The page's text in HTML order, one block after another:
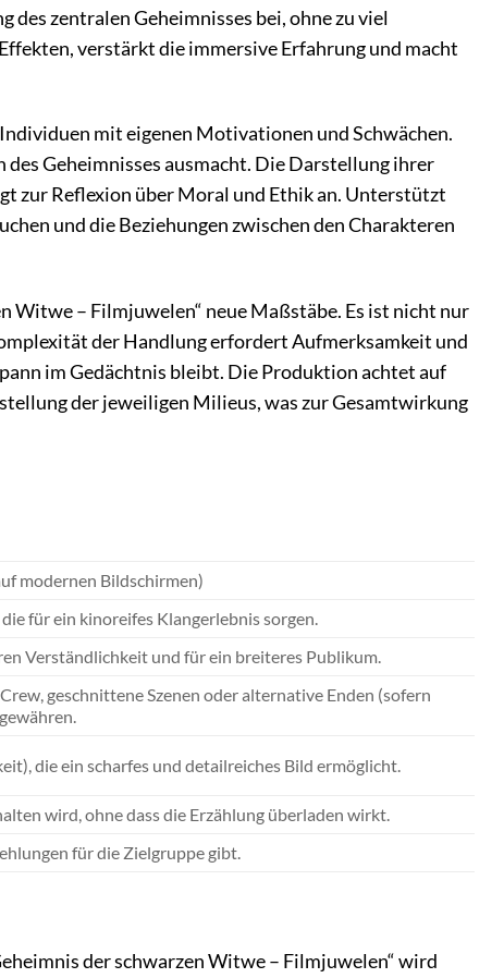
zentralen Geheimnisses bei, ohne zu viel
verstärkt die immersive Erfahrung und macht
mit eigenen Motivationen und Schwächen.
Geheimnisses ausmacht. Die Darstellung ihrer
zur Reflexion über Moral und Ethik an. Unterstützt
und die Beziehungen zwischen den Charakteren
Witwe – Filmjuwelen“ neue Maßstäbe. Es ist nicht nur
der Handlung erfordert Aufmerksamkeit und
im Gedächtnis bleibt. Die Produktion achtet auf
der jeweiligen Milieus, was zur Gesamtwirkung
modernen Bildschirmen)
für ein kinoreifes Klangerlebnis sorgen.
Verständlichkeit und für ein breiteres Publikum.
geschnittene Szenen oder alternative Enden (sofern
die ein scharfes und detailreiches Bild ermöglicht.
wird, ohne dass die Erzählung überladen wirkt.
für die Zielgruppe gibt.
der schwarzen Witwe – Filmjuwelen“ wird